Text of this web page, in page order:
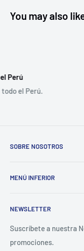
You may also
SOBRE NOSOTROS
Perú SAC.
MENÚ INFERIOR
Contacto
Preguntas Frecuentes
Términos del servicio
NEWSLETTER
Suscríbete a nuestra
promociones.